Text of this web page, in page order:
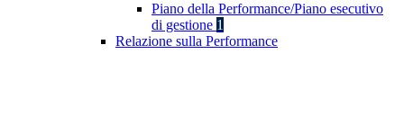
Piano della Performance/Piano esecutivo
di gestione 1
Relazione sulla Performance